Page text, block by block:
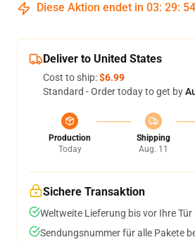
Diese Aktion endet in 03: 29: 53
Deliver to United States
Cost to ship:$6.99
Standard - Order today to get by
Production
Today
Shipping
Aug. 11
Sichere Transaktion
Weltweite Lieferung bis vor Ihre Tür
Sendungsnummer für alle Pakete